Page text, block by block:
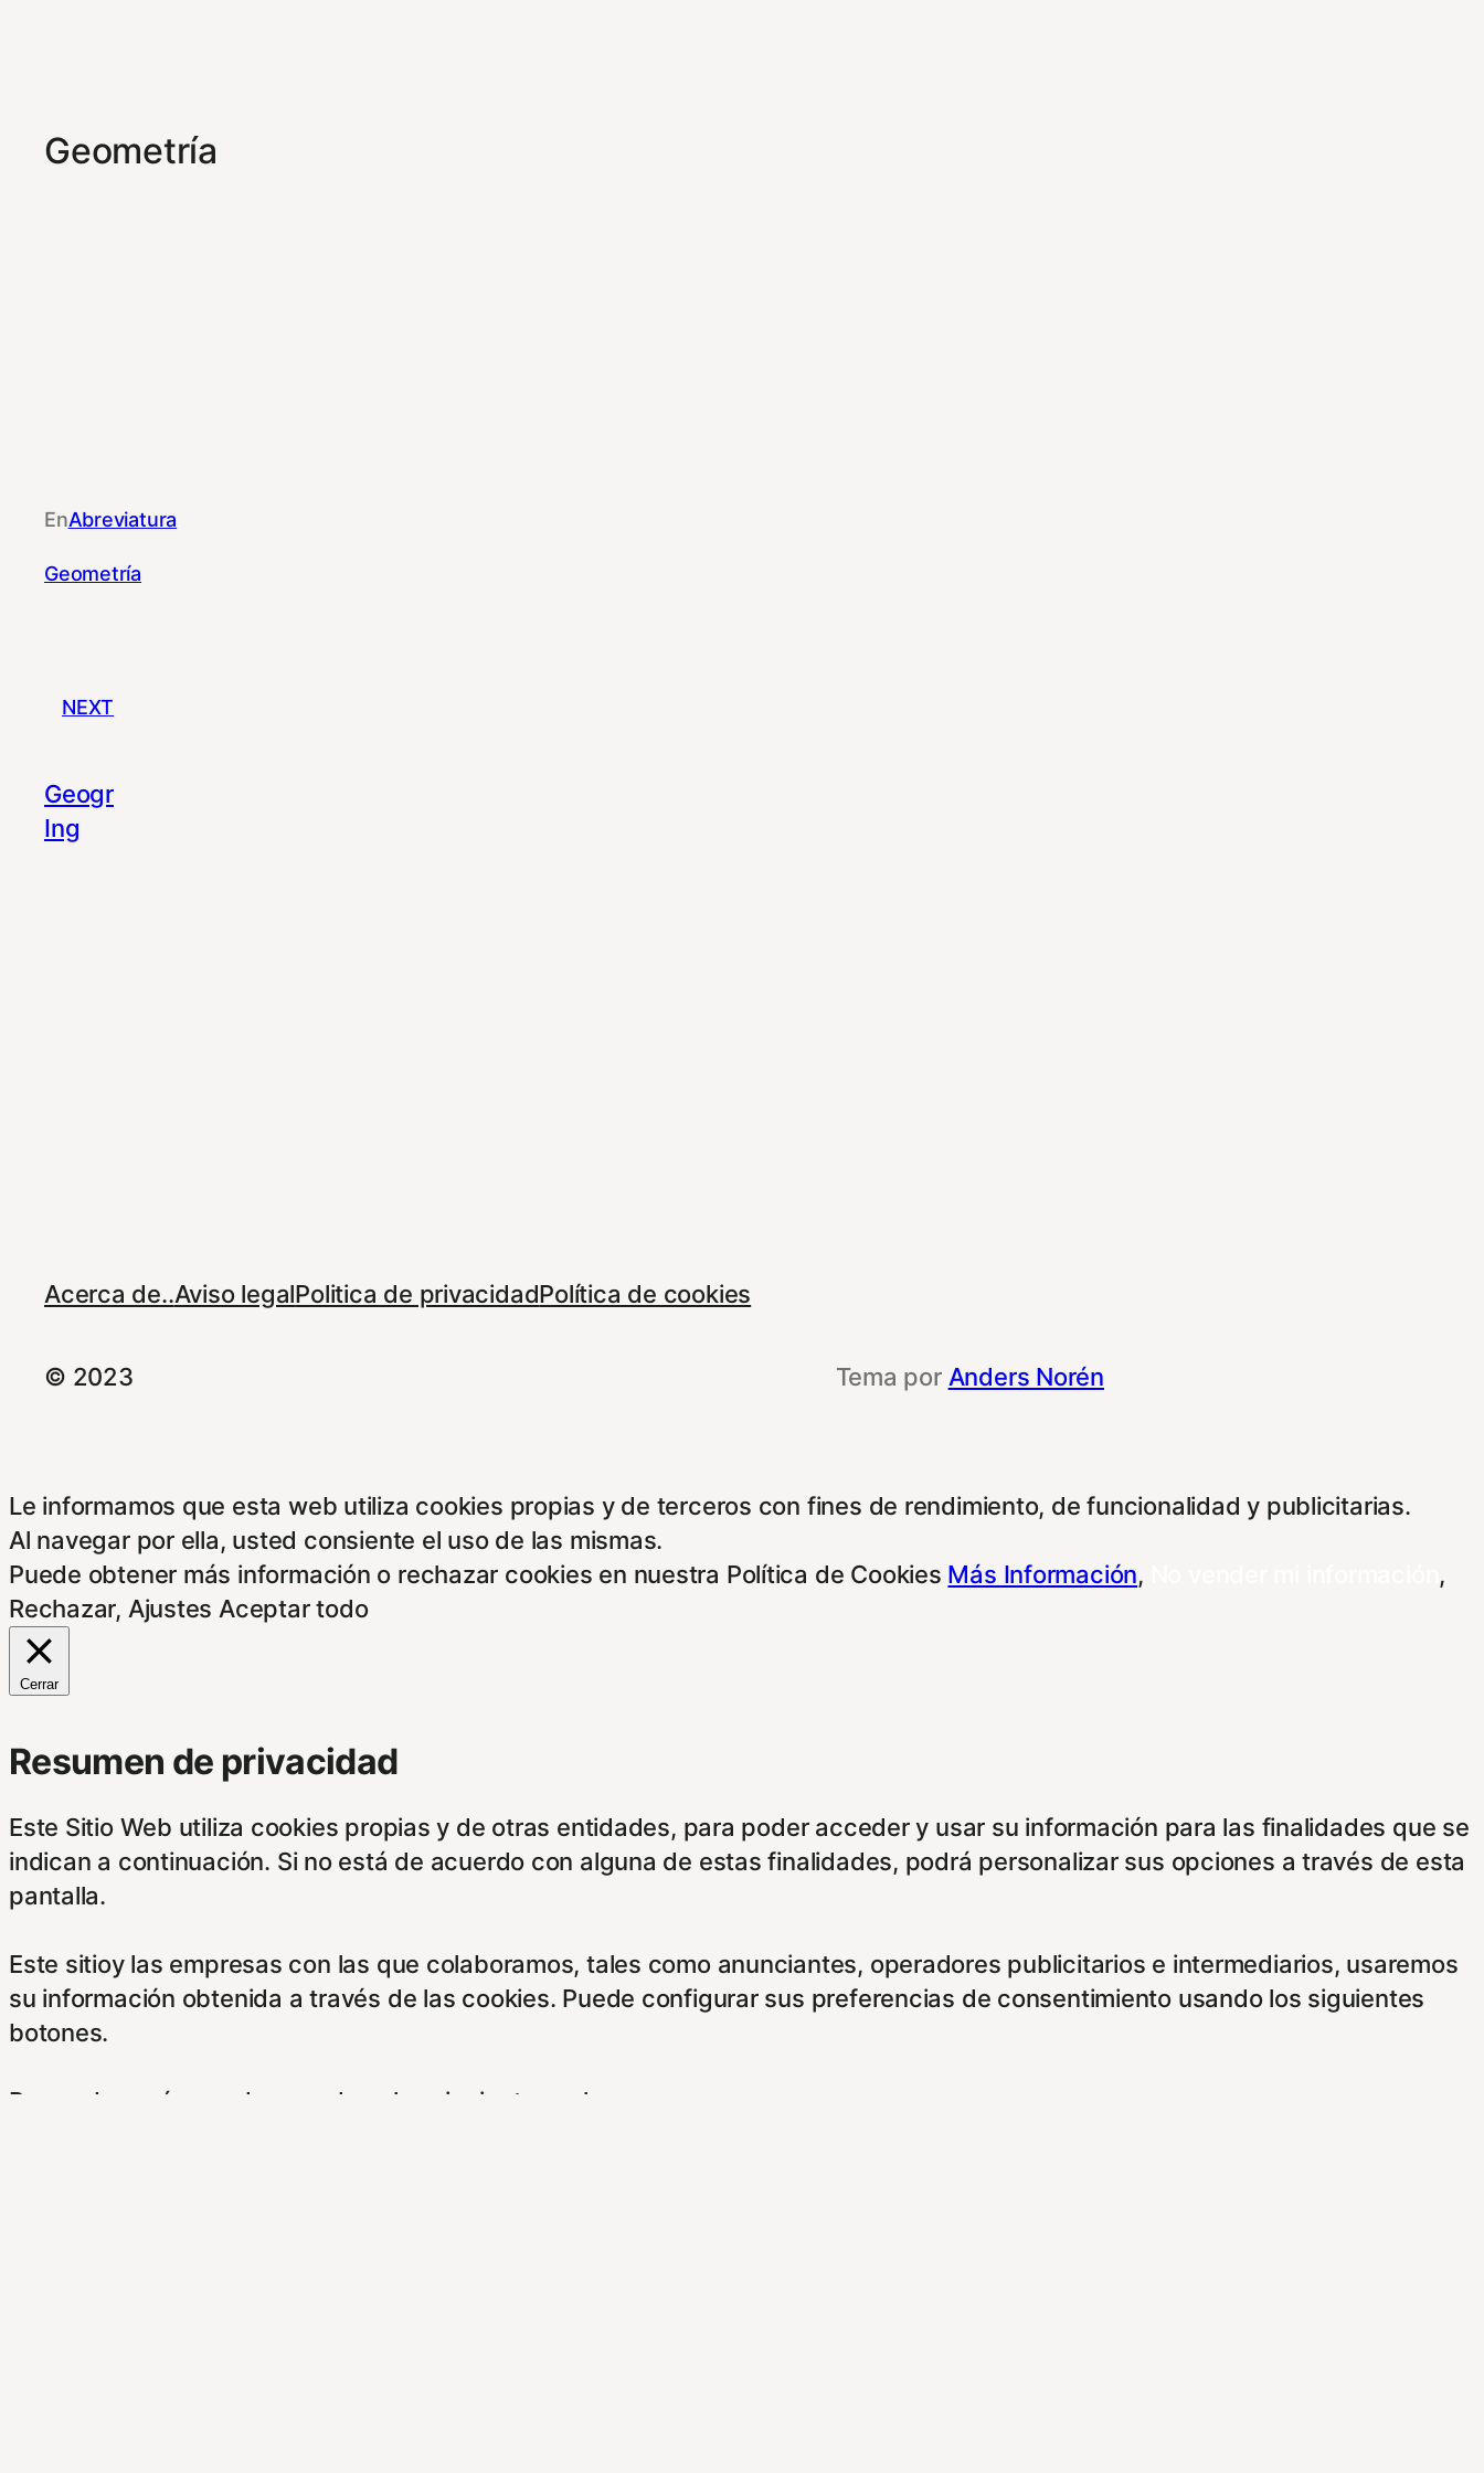
Geometría
EnAbreviatura
Geometría
NEXT
Geogr
Ing
Acerca de..Aviso legalPolitica de privacidadPolítica de cookies
© 2023 Tema por Anders Norén
Le informamos que esta web utiliza cookies propias y de terceros con fines de rendimiento, de funcionalidad y publicitarias.
Al navegar por ella, usted consiente el uso de las mismas.
Puede obtener más información o rechazar cookies en nuestra Política de Cookies Más Información,
,
Rechazar, Ajustes Aceptar todo
Cerrar
Resumen de privacidad
Este Sitio Web utiliza cookies propias y de otras entidades, para poder acceder y usar su información para las finalidades que se
indican a continuación. Si no está de acuerdo con alguna de estas finalidades, podrá personalizar sus opciones a través de esta
pantalla.
Este sitioy las empresas con las que colaboramos, tales como anunciantes, operadores publicitarios e intermediarios, usaremos
su información obtenida a través de las cookies. Puede configurar sus preferencias de consentimiento usando los siguientes
botones.
Para saber más puede acceder a los siguientes enlaces: